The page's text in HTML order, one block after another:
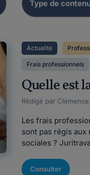
Actualité
Frais professionnels
Quelle est
Rédigé par
Les frais
sont pas régis
sociales ?
Consulter